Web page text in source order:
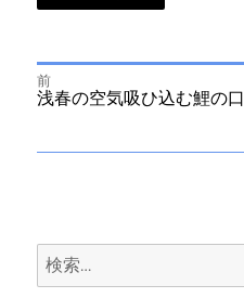
投
ゲ
前
前
の
浅春の空気吸ひ込む鯉の口
検
索: